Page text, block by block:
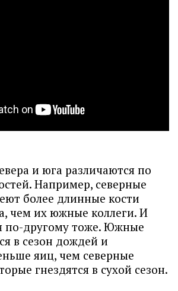
и юга различаются по
Например, северные
более длинные кости
чем их южные коллеги. И
по-другому тоже. Южные
в сезон дождей и
яиц, чем северные
гнездятся в сухой сезон.